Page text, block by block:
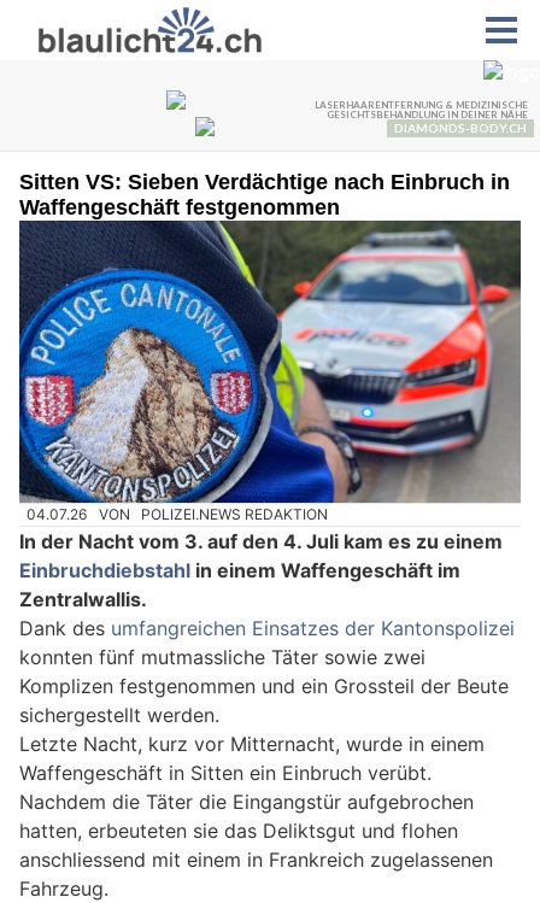
Sitten VS: Sieben Verdächtige nach Einbruch in
Waffengeschäft festgenommen
04.07.26 VON POLIZEI.NEWS REDAKTION
In der Nacht vom 3. auf den 4. Juli kam es zu einem
Einbruchdiebstahl in einem Waffengeschäft im
Zentralwallis.
Dank des umfangreichen Einsatzes der Kantonspolizei
konnten fünf mutmassliche Täter sowie zwei
Komplizen festgenommen und ein Grossteil der Beute
sichergestellt werden.
Letzte Nacht, kurz vor Mitternacht, wurde in einem
Waffengeschäft in Sitten ein Einbruch verübt.
Nachdem die Täter die Eingangstür aufgebrochen
hatten, erbeuteten sie das Deliktsgut und flohen
anschliessend mit einem in Frankreich zugelassenen
Fahrzeug.